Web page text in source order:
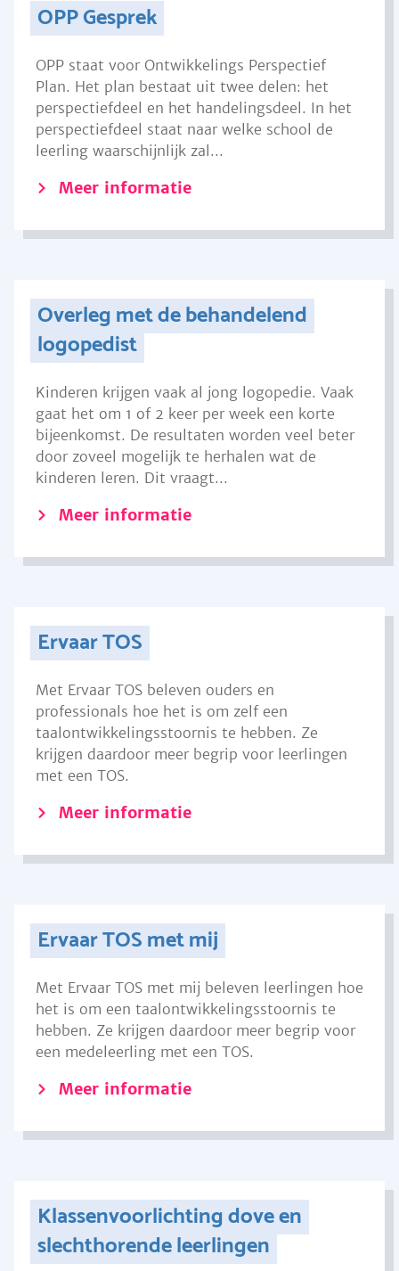
OPP Gesprek
OPP staat voor Ontwikkelings Perspectief
Plan. Het plan bestaat uit twee delen: het
perspectiefdeel en het handelingsdeel. In het
perspectiefdeel staat naar welke school de
leerling waarschijnlijk zal...
Meer informatie
Overleg met de behandelend
logopedist
Kinderen krijgen vaak al jong logopedie. Vaak
gaat het om 1 of 2 keer per week een korte
bijeenkomst. De resultaten worden veel beter
door zoveel mogelijk te herhalen wat de
kinderen leren. Dit vraagt...
Meer informatie
Ervaar TOS
Met Ervaar TOS beleven ouders en
professionals hoe het is om zelf een
taalontwikkelingsstoornis te hebben. Ze
krijgen daardoor meer begrip voor leerlingen
met een TOS.
Meer informatie
Ervaar TOS met mij
Met Ervaar TOS met mij beleven leerlingen hoe
het is om een taalontwikkelingsstoornis te
hebben. Ze krijgen daardoor meer begrip voor
een medeleerling met een TOS.
Meer informatie
Klassenvoorlichting dove en
slechthorende leerlingen